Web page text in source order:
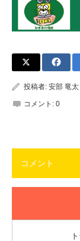
投稿者: 安部 竜太
コメント: 0
コメント